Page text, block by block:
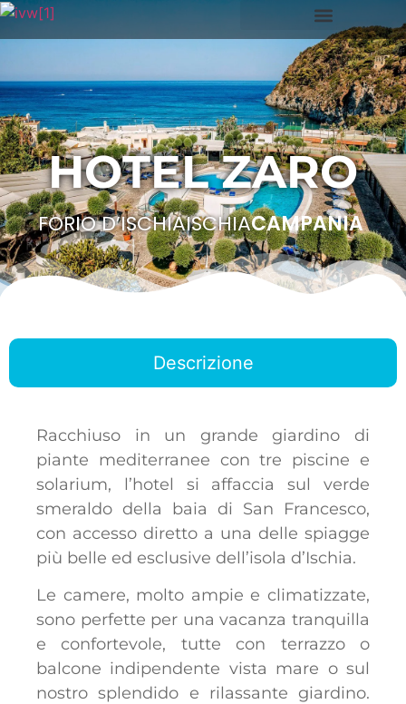
HOTEL ZARO
FORIO D’ISCHIAISCHIACAMPANIA
Descrizione
Racchiuso in un grande giardino di
piante mediterranee con tre piscine e
solarium, l’hotel si affaccia sul verde
smeraldo della baia di San Francesco,
con accesso diretto a una delle spiagge
più belle ed esclusive dell’isola d’Ischia.
Le camere, molto ampie e climatizzate,
sono perfette per una vacanza tranquilla
e confortevole, tutte con terrazzo o
balcone indipendente vista mare o sul
nostro splendido e rilassante giardino.